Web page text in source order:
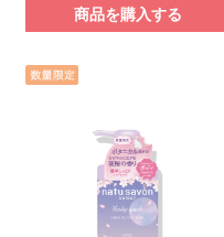
商品を購入する